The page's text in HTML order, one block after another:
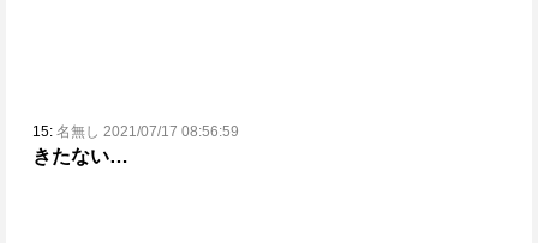
15: 名無し 2021/07/17 08:56:59
きたない…